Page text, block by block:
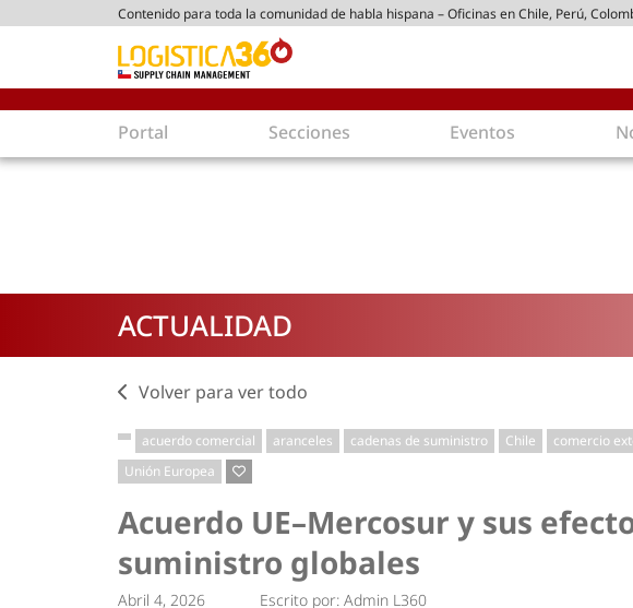
Contenido para toda la comunidad de habla hispana – Oficinas en Chile, Perú,
Portal Secciones
Comercio Exterior
Agentes de carga
Customer Experience
Tecnologías
Estrategias
Economía
Minería
Eventos
ACTUALIDAD
Volver para ver todo
acuerdo comercial aranceles cadenas de suministro Chile comercio
Unión Europea
Acuerdo UE–Mercosur y sus
suministro globales
Abril 4, 2026 Escrito por:Admin L360